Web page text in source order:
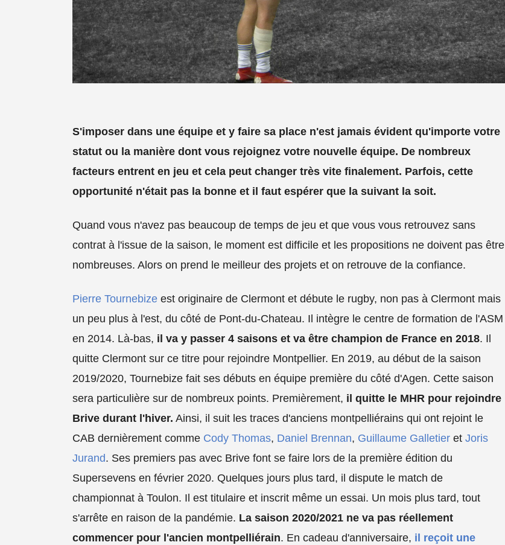
S'imposer dans une équipe et y faire sa place n'est jamais évident qu'importe votre
statut ou la manière dont vous rejoignez votre nouvelle équipe. De nombreux
facteurs entrent en jeu et cela peut changer très vite finalement. Parfois, cette
opportunité n'était pas la bonne et il faut espérer que la suivant la soit.
Quand vous n'avez pas beaucoup de temps de jeu et que vous vous retrouvez sans
contrat à l'issue de la saison, le moment est difficile et les propositions ne doivent pas être
nombreuses. Alors on prend le meilleur des projets et on retrouve de la confiance.
Pierre Tournebize est originaire de Clermont et débute le rugby, non pas à Clermont mais
un peu plus à l'est, du côté de Pont-du-Chateau. Il intègre le centre de formation de l'ASM
en 2014. Là-bas, il va y passer 4 saisons et va être champion de France en 2018. Il
quitte Clermont sur ce titre pour rejoindre Montpellier. En 2019, au début de la saison
2019/2020, Tournebize fait ses débuts en équipe première du côté d'Agen. Cette saison
sera particulière sur de nombreux points. Premièrement, il quitte le MHR pour rejoindre
Brive durant l'hiver. Ainsi, il suit les traces d'anciens montpelliérains qui ont rejoint le
CAB dernièrement comme Cody Thomas, Daniel Brennan, Guillaume Galletier et Joris
Jurand. Ses premiers pas avec Brive font se faire lors de la première édition du
Supersevens en février 2020. Quelques jours plus tard, il dispute le match de
championnat à Toulon. Il est titulaire et inscrit même un essai. Un mois plus tard, tout
s'arrête en raison de la pandémie. La saison 2020/2021 ne va pas réellement
commencer pour l'ancien montpelliérain. En cadeau d'anniversaire, il reçoit une